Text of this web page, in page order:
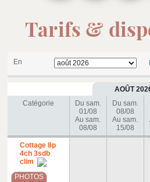
Tarifs &
En
AOÛT
Catégorie
Du sam.
01/08
Au sam.
08/08
Du sam.
08/08
Au sam.
15/08
Cottage 8p
4ch 3sdb
clim
PHOTOS